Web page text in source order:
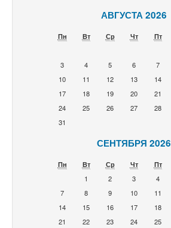
АВГУСТА 2026
Пн Вт Ср Чт Пт
3
4 5 6 7
10
11 12 13 14
17
18 19 20 21
24
25 26 27 28
31
СЕНТЯБРЯ 2026
Пн Вт Ср Чт Пт
1
2 3 4
7
8 9 10 11
14
15 16 17 18
21
22 23 24 25